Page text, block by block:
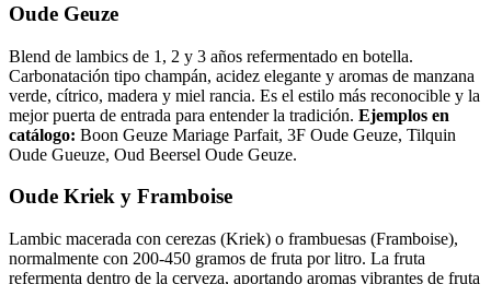
Oude Geuze
Blend de lambics de 1, 2 y 3 años refermentado en botella.
Carbonatación tipo champán, acidez elegante y aromas de manzana
verde, cítrico, madera y miel rancia. Es el estilo más reconocible y la
mejor puerta de entrada para entender la tradición. Ejemplos en
catálogo: Boon Geuze Mariage Parfait, 3F Oude Geuze, Tilquin
Oude Gueuze, Oud Beersel Oude Geuze.
Oude Kriek y Framboise
Lambic macerada con cerezas (Kriek) o frambuesas (Framboise),
normalmente con 200-450 gramos de fruta por litro. La fruta
refermenta dentro de la cerveza, aportando aromas vibrantes de fruta